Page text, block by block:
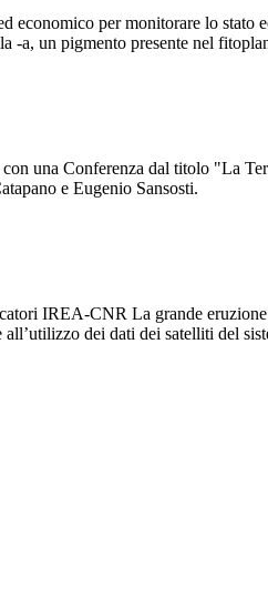
economico per monitorare lo
-a, un pigmento presente nel
una Conferenza dal titolo "La
e Eugenio Sansosti.
IREA-CNR La grande
dei dati dei satelliti del